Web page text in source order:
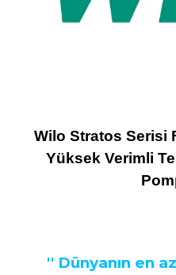
Wilo Stratos Serisi
Yüksek Verimli
'' Dünyanın en